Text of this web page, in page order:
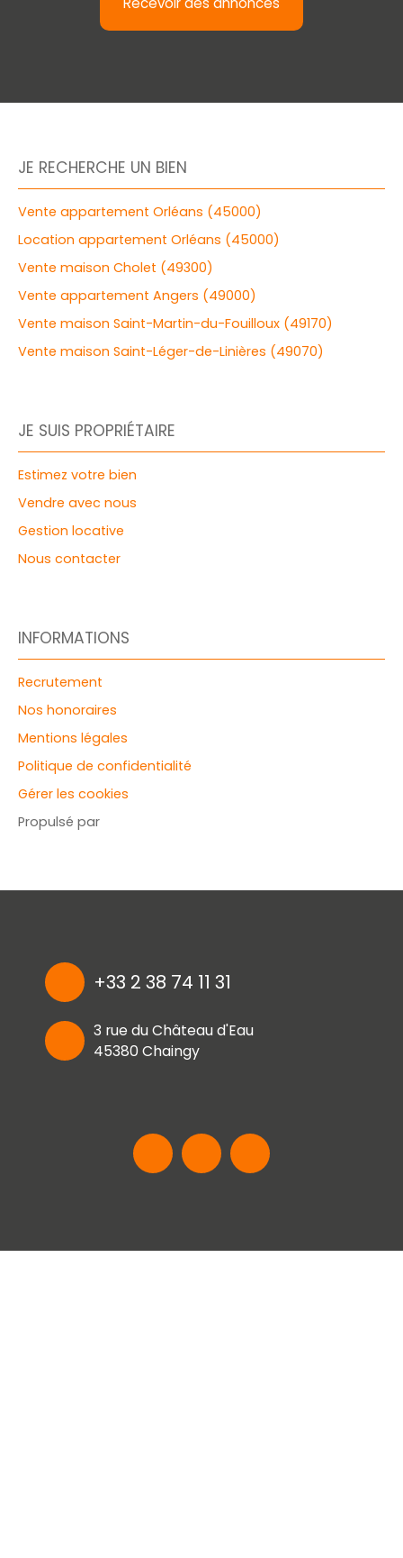
JE RECHERCHE UN BIEN
Vente appartement Orléans (45000)
Location appartement Orléans (45000)
Vente maison Cholet (49300)
Vente appartement Angers (49000)
Vente maison Saint-Martin-du-Fouilloux (49170)
Vente maison Saint-Léger-de-Linières (49070)
JE SUIS PROPRIÉTAIRE
Estimez votre bien
Vendre avec nous
Gestion locative
Nous contacter
INFORMATIONS
Recrutement
Nos honoraires
Mentions légales
Politique de confidentialité
Gérer les cookies
Propulsé par
+33 2 38 74 11 31
3 rue du Château d'Eau
45380 Chaingy